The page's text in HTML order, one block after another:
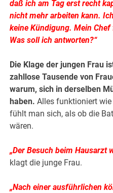
daß ich am Tag erst recht
nicht mehr arbeiten kann.
keine Kündigung. Mein
Was soll ich antworten?“
Die Klage der jungen Frau
zahllose Tausende von
warum, sich in derselben
haben. Alles funktioniert
fühlt man sich, als ob die
wären.
„Der Besuch beim Hausarzt
klagt die junge Frau.
„Nach einer ausführlichen